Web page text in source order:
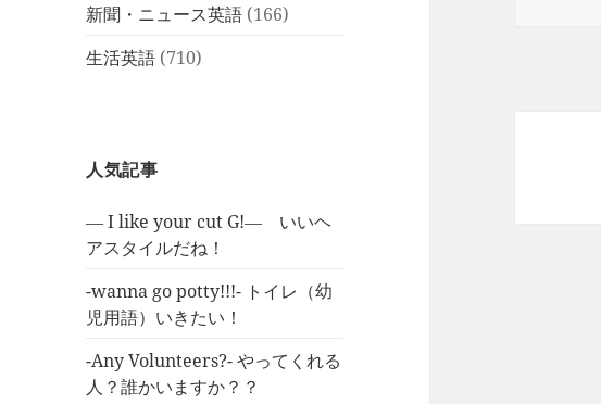
新聞・ニュース英語 (166)
生活英語 (710)
人気記事
― I like your cut G!― いいヘ
アスタイルだね！
-wanna go potty!!!- トイレ（幼
児用語）いきたい！
-Any Volunteers?- やってくれる
人？誰かいますか？？